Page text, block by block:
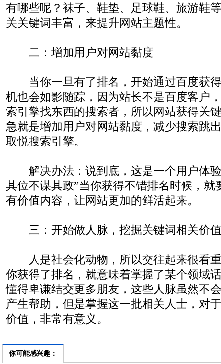
有哪些呢？袜子、鞋垫、足球鞋、旅游鞋
关关键词丰富，来提升网站主题性。
二：增加用户对网站黏度
当你一旦有了排名，开始通过百度获得
机也会如影随踪，因为站长不是百度客户
索引擎找东西的搜索者，所以网站获得关
急就是增加用户对网站黏度，减少搜索跳
取悦搜索引擎。
解决办法：说到底，这是一个用户体验
其位不谋其政”当你获得不错排名时候，就
有价值内容，让网站更加的鲜活起来。
三：开始做人脉，挖掘关键词相关价值
人是社会化动物，所以交往起来很看重
你获得了排名，就意味着掌握了某个领域
懂得卑谦结交更多朋友，这些人脉虽然不
产生帮助，但是掌握这一批相关人士，对
价值，非常有意义。
你可能感兴趣：